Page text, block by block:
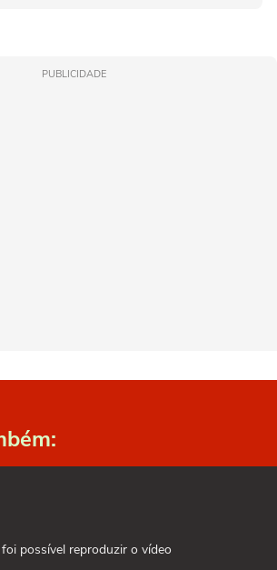
PUBLICIDADE
possível reproduzir o vídeo